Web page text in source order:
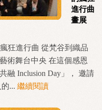
進行曲
畫展
狂進行曲 從梵谷到織品
術舞台中央 在這個感恩
融 Inclusion Day」， 邀請
... 繼續閱讀